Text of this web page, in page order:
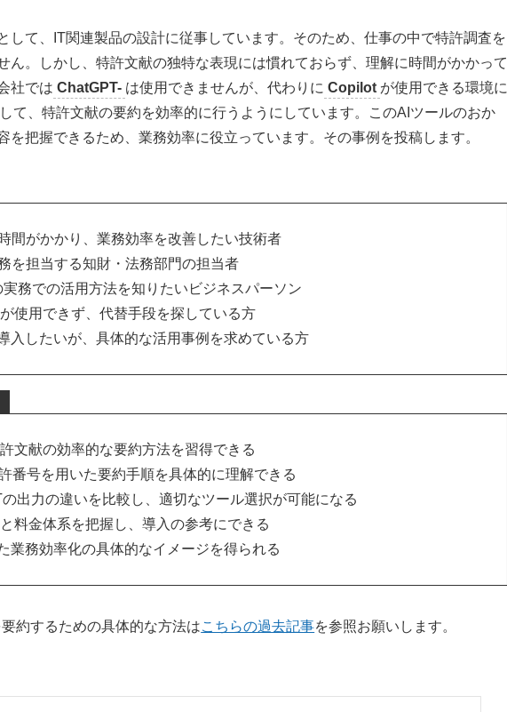
して、IT関連製品の設計に従事しています。そのため、仕事の中で特許調査を
ん。しかし、特許文献の独特な表現には慣れておらず、理解に時間がかかって
社では ChatGPT- は使用できませんが、代わりに Copilot が使用できる環境に
て、特許文献の要約を効率的に行うようにしています。このAIツールのおか
を把握できるため、業務効率に役立っています。その事例を投稿します。
間がかかり、業務効率を改善したい技術者
を担当する知財・法務部門の担当者
務での活用方法を知りたいビジネスパーソン
使用できず、代替手段を探している方
入したいが、具体的な活用事例を求めている方
文献の効率的な要約方法を習得できる
番号を用いた要約手順を具体的に理解できる
出力の違いを比較し、適切なツール選択が可能になる
料金体系を把握し、導入の参考にできる
業務効率化の具体的なイメージを得られる
約するための具体的な方法はこちらの過去記事を参照お願いします。